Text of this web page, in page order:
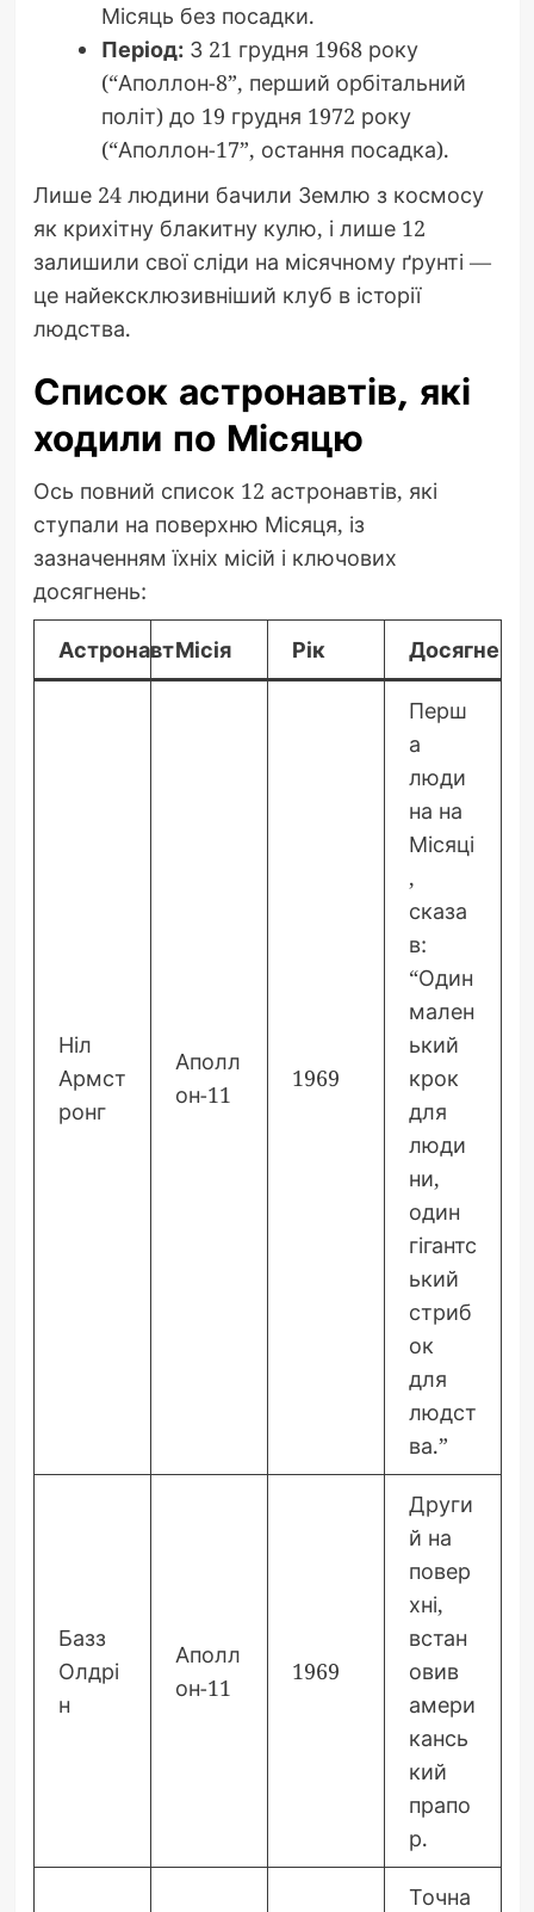
Місяць без посадки.
Період:З 21 грудня 1968 року
(“Аполлон-8”, перший орбітальний
політ) до 19 грудня 1972 року
(“Аполлон-17”, остання посадка).
Лише 24 людини бачили Землю з космосу
як крихітну блакитну кулю, і лише 12
залишили свої сліди на місячному ґрунті —
це найексклюзивніший клуб в історії
людства.
Список астронавтів, які
ходили по Місяцю
Ось повний список 12 астронавтів, які
ступали на поверхню Місяця, із
зазначенням їхніх місій і ключових
досягнень:
АстронавтМісія Рік
Ніл
Армст
ронг
Аполл
он-11
1969
Перш
а
люди
на на
Місяці
,
сказа
в:
“Один
мален
ький
крок
для
люди
ни,
один
гігантс
ький
стриб
ок
для
людст
ва.”
Базз
Олдрі
н
Аполл
он-11
1969
Други
й на
повер
хні,
встан
овив
амери
кансь
кий
прапо
р.
Точна